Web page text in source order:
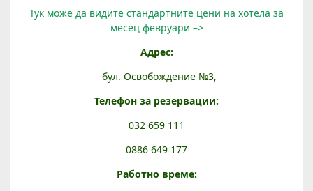
Тук може да видите стандартните цени на хотела за
месец февруари –>
Адрес:
бул. Освобождение №3,
Телефон за резервации:
032 659 111
0886 649 177
Работно време: